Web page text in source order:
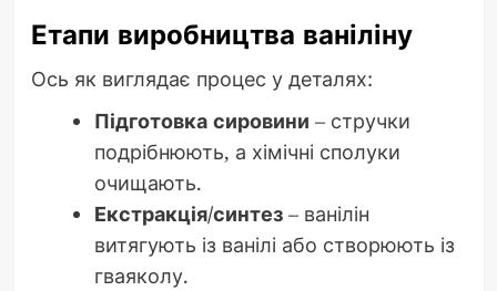
Етапи виробництва ваніліну
Ось як виглядає процес у деталях:
Підготовка сировини – стручки
подрібнюють, а хімічні сполуки
очищають.
Екстракція/синтез– ванілін
витягують із ванілі або створюють із
гваяколу.